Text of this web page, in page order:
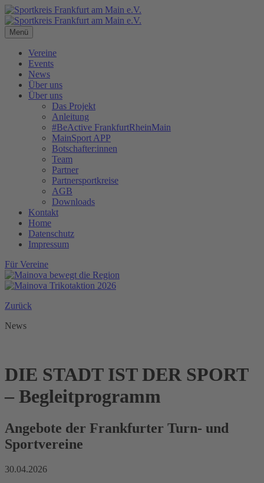
Menü
Vereine
Events
News
Über uns
Über uns
Das Projekt
Anleitung
#BeActive FrankfurtRheinMain
MainSport APP
Botschafter:innen
Team
Partner
Partnersportkreise
AGB
Downloads
Kontakt
Home
Datenschutz
Impressum
Für Vereine
Zurück
News
DIE STADT IST DER SPORT
– Begleitprogramm
Angebote der Frankfurter Turn- und
Sportvereine
30.04.2026